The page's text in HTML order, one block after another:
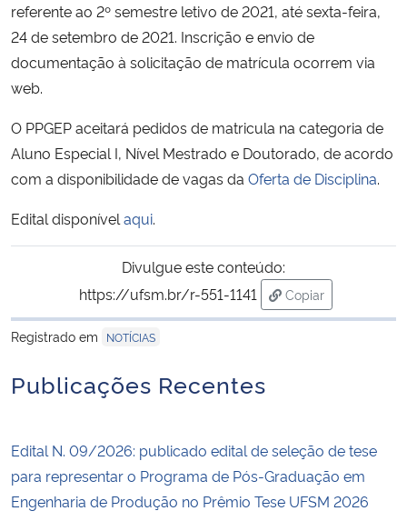
Ministério da Ciência, Tecnologia, Inovações e Comunicações
Ministério do Meio Ambiente
Ministério do Desenvolvimento Regional
Gabinete de Segurança Institucional
Advocacia-Geral da União
Banco Central do Brasil
referente ao 2º semestre letivo de 2021, até sexta-feira,
24 de setembro de 2021. Inscrição e envio de
documentação à solicitação de matrícula ocorrem via
web.
O PPGEP aceitará pedidos de matricula na categoria de
Aluno Especial I, Nível Mestrado e Doutorado, de acordo
com a disponibilidade de vagas da Oferta de Disciplina.
Edital disponível aqui.
Divulgue este conteúdo:
https://ufsm.br/r-551-1141
Copiar
para área de
Registrado em
NOTÍCIAS
Publicações Recentes
Edital N. 09/2026: publicado edital de seleção de tese
para representar o Programa de Pós-Graduação em
Engenharia de Produção no Prêmio Tese UFSM 2026